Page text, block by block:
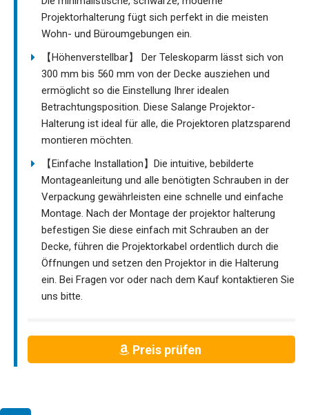
Projektorhalterung fügt sich perfekt in die meisten
Wohn- und Büroumgebungen ein.
【Höhenverstellbar】 Der Teleskoparm lässt sich von
300 mm bis 560 mm von der Decke ausziehen und
ermöglicht so die Einstellung Ihrer idealen
Betrachtungsposition. Diese Salange Projektor-
Halterung ist ideal für alle, die Projektoren platzsparend
montieren möchten.
【Einfache Installation】Die intuitive, bebilderte
Montageanleitung und alle benötigten Schrauben in der
Verpackung gewährleisten eine schnelle und einfache
Montage. Nach der Montage der projektor halterung
befestigen Sie diese einfach mit Schrauben an der
Decke, führen die Projektorkabel ordentlich durch die
Öffnungen und setzen den Projektor in die Halterung
ein. Bei Fragen vor oder nach dem Kauf kontaktieren Sie
uns bitte.
Preis prüfen